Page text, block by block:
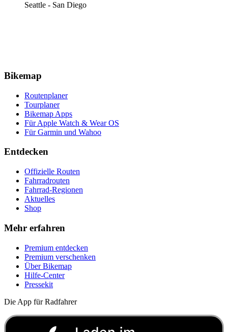
Seattle - San Diego
Bikemap
Routenplaner
Tourplaner
Bikemap Apps
Für Apple Watch & Wear OS
Für Garmin und Wahoo
Entdecken
Offizielle Routen
Fahrradrouten
Fahrrad-Regionen
Aktuelles
Shop
Mehr erfahren
Premium entdecken
Premium verschenken
Über Bikemap
Hilfe-Center
Pressekit
Die App für Radfahrer